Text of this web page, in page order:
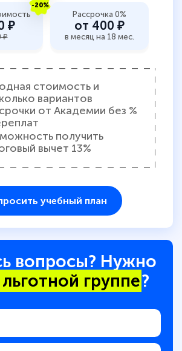
-20%
₽
₽
Рассрочка 0%
от 400 ₽
в месяц на 18 мес.
стоимость и
вариантов
от Академии без %
получить
вычет 13%
учебный план
вопросы? Нужно
группе?